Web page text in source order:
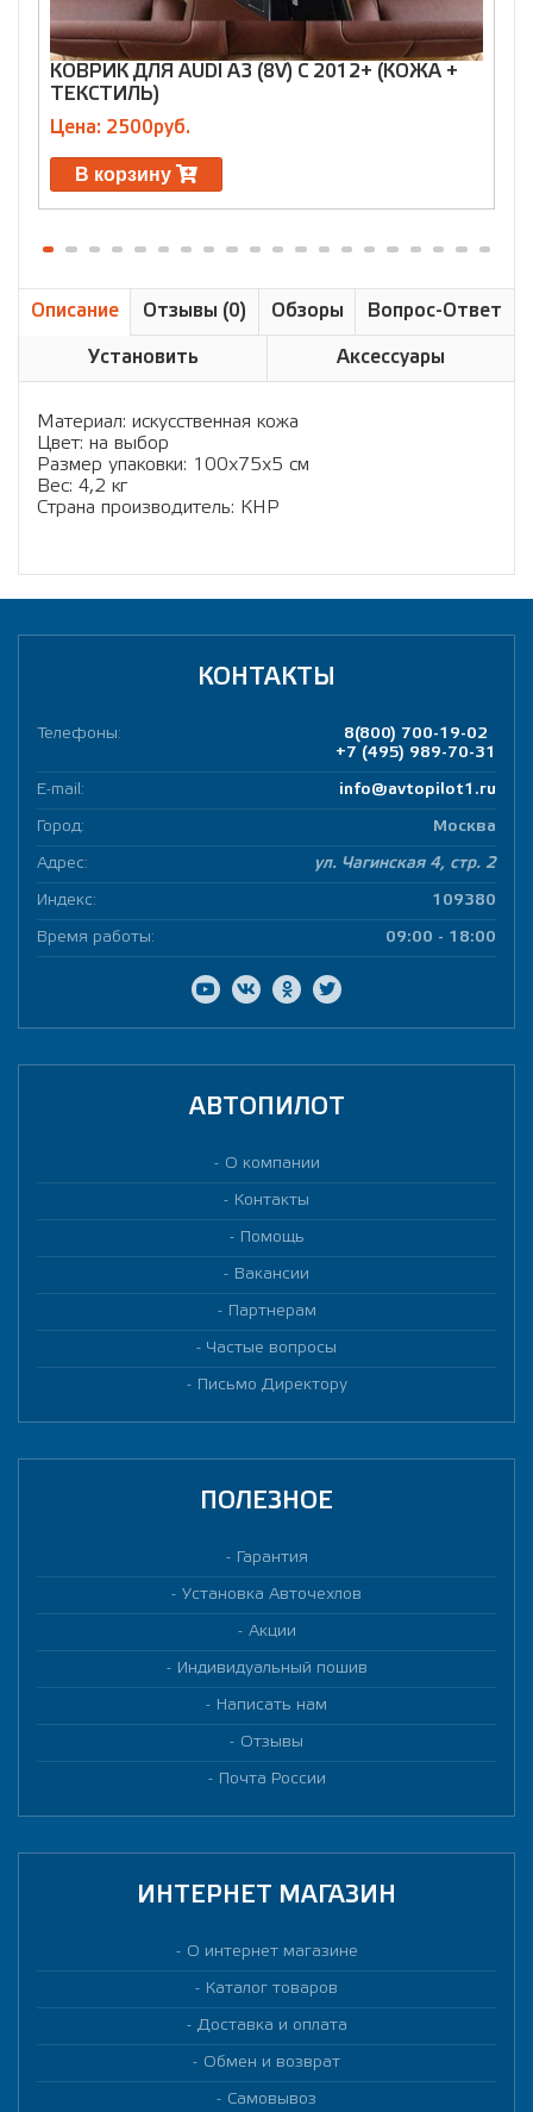
КОВРИК ДЛЯ AUDI A3 (8V) С 2012+ (КОЖА +
ТЕКСТИЛЬ)
Цена: 2500руб.
В корзину
Описание Отзывы (0) Обзоры Вопрос-Ответ
Установить Аксессуары
Материал: искусственная кожа
Цвет: на выбор
Размер упаковки: 100х75х5 см
Вес: 4,2 кг
Страна производитель: КНР
КОНТАКТЫ
Телефоны:
8(800) 700-19-02
+7 (495) 989-70-31
E-mail: info@avtopilot1.ru
Город: Москва
Адрес: ул. Чагинская 4, стр. 2
Индекс: 109380
Время работы: 09:00 - 18:00
АВТОПИЛОТ
О компании
Контакты
Помощь
Вакансии
Партнерам
Частые вопросы
Письмо Директору
ПОЛЕЗНОЕ
Гарантия
Установка Авточехлов
Акции
Индивидуальный пошив
Написать нам
Отзывы
Почта России
ИНТЕРНЕТ МАГАЗИН
О интернет магазине
Каталог товаров
Доставка и оплата
Обмен и возврат
Самовывоз